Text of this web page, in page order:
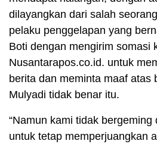
dilayangkan dari salah
pelaku penggelapan yang
Boti dengan mengirim somasi
Nusantarapos.co.id. untuk
berita dan meminta maaf atas
Mulyadi tidak benar itu.
“Namun kami tidak
untuk tetap memperjuangkan